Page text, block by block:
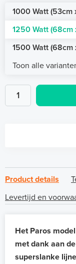
1000 Watt (53cm
1250 Watt (68cm
1500 Watt (68cm
Toon alle
Product details
Levertijd en
Het Paros
met dank aan
superslanke